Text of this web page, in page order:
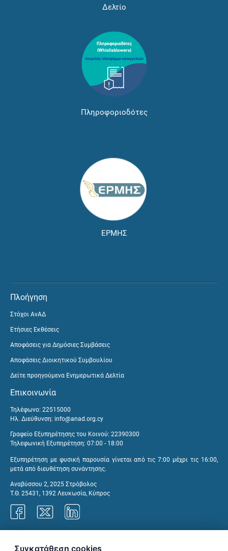
Δελτίο
Πληροφοριοδότες
ΕΡΜΗΣ
Πλοήγηση
Στόχοι ΑνΑΔ
Ετήσιες Εκθέσεις
Αποφάσεις για Δημόσιες Συμβάσεις
Αποφάσεις Διοικητικού Συμβουλίου
Δείτε προηγούμενα Ενημερωτικά Δελτία
Επικοινωνία
Τηλέφωνο: 22515000
Ηλ. Διεύθυνση: info@anad.org.cy
Γραφείο Εξυπηρέτησης του Κοινού: 22390300
Τηλεφωνική Εξυπηρέτηση: 07:00 - 18:00
Εξυπηρέτηση με φυσική παρουσία γίνεται από τις 7:00 μέχρι τις 16:00,
μετά από διευθέτηση συνάντησης.
Αναβύσσου 2, 2025 Στρόβολος
Τ.Θ. 25431, 1392 Λευκωσία, Κύπρος
Συγκατάθεση cookies